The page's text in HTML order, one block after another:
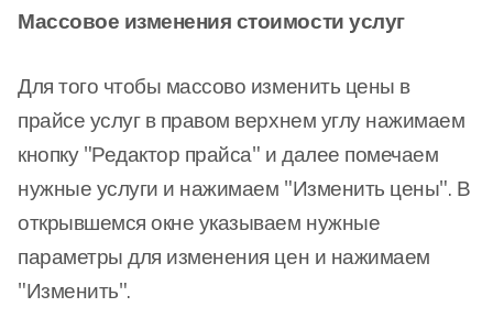
Массовое изменения стоимости услуг
Для того чтобы массово изменить цены в
прайсе услуг в правом верхнем углу нажимаем
кнопку "Редактор прайса" и далее помечаем
нужные услуги и нажимаем "Изменить цены". В
открывшемся окне указываем нужные
параметры для изменения цен и нажимаем
"Изменить".